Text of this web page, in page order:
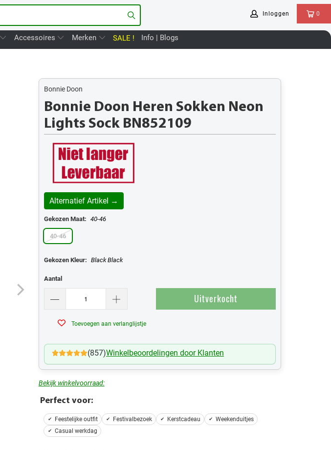
0
Inloggen
Accessoires Merken SALE ! Info | Blogs
Bonnie Doon
Bonnie Doon Heren Sokken Neon
Lights Sock BN852109
Alternatief Artikel →
Gekozen Maat: 40-46
40-46
Gekozen Kleur: Black Black
Aantal
Uitverkocht
Toevoegen aan verlanglijstje
(857)Winkelbeoordelingen door Klanten
Bekijk winkelvoorraad:
Perfect voor:
Feestelijke outfit Festivalbezoek Kerstcadeau
Weekenduitjes
Casual werkdag